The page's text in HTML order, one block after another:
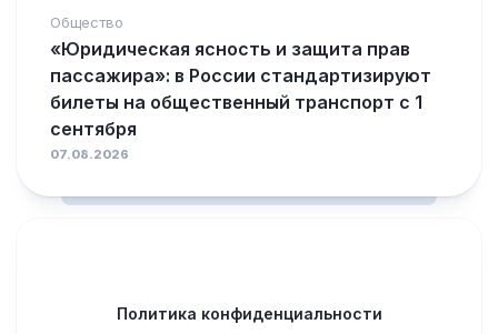
Общество
«Юридическая ясность и защита прав
пассажира»: в России стандартизируют
билеты на общественный транспорт с 1
сентября
07.08.2026
Политика конфиденциальности